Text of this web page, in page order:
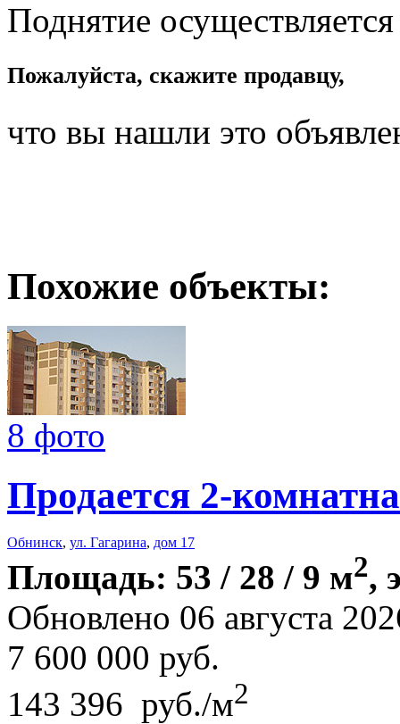
Поднятие
Пожалуйста, скажите продавцу,
что вы нашли это
Похожие объекты:
8 фото
Продается 2-
Обнинск, ул. Гагарина, дом 17
Площадь: 53 / 28 / 9 м2,
Обновлено 06 августа
7 600 000 руб.
143 396 руб./м2